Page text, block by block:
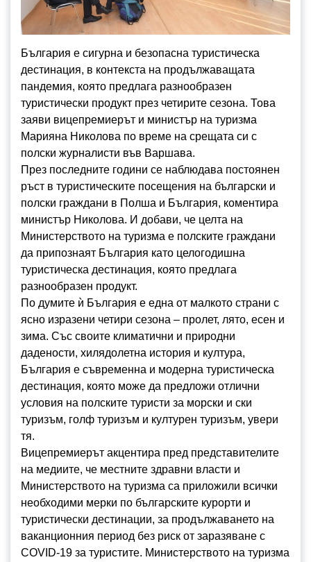
България е сигурна и безопасна туристическа
дестинация, в контекста на продължаващата
пандемия, която предлага разнообразен
туристически продукт през четирите сезона. Това
заяви вицепремиерът и министър на туризма
Марияна Николова по време на срещата си с
полски журналисти във Варшава.
През последните години се наблюдава постоянен
ръст в туристическите посещения на български и
полски граждани в Полша и България, коментира
министър Николова. И добави, че целта на
Министерството на туризма е полските граждани
да припознаят България като целогодишна
туристическа дестинация, която предлага
разнообразен продукт.
По думите ѝ България е една от малкото страни с
ясно изразени четири сезона – пролет, лято, есен и
зима. Със своите климатични и природни
дадености, хилядолетна история и култура,
България е съвременна и модерна туристическа
дестинация, която може да предложи отлични
условия на полските туристи за морски и ски
туризъм, голф туризъм и културен туризъм, увери
тя.
Вицепремиерът акцентира пред представителите
на медиите, че местните здравни власти и
Министерството на туризма са приложили всички
необходими мерки по българските курорти и
туристически дестинации, за продължаването на
ваканционния период без риск от заразяване с
COVID-19 за туристите. Министерството на туризма